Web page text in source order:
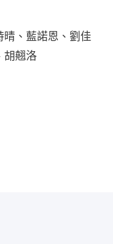
、藍諾恩、劉佳
胡翹洛